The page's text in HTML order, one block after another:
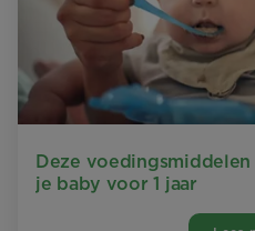
Deze
je baby voor 1 jaar